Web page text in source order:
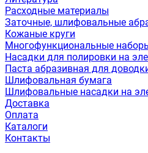
Расходные материалы
Заточные, шлифовальные
Кожаные круги
Многофункциональные
Насадки для полировки на
Паста абразивная для
Шлифовальная бумага
Шлифовальные насадки на
Доставка
Оплата
Каталоги
Контакты